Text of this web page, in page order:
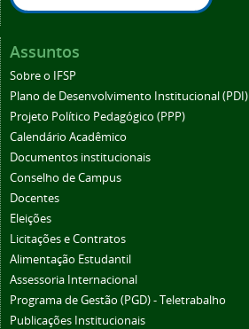
Assuntos
Sobre o IFSP
Plano de Desenvolvimento Institucional (PDI)
Projeto Político Pedagógico (PPP)
Calendário Acadêmico
Documentos institucionais
Conselho de Campus
Docentes
Eleições
Licitações e Contratos
Alimentação Estudantil
Assessoria Internacional
Programa de Gestão (PGD) - Teletrabalho
Publicações Institucionais